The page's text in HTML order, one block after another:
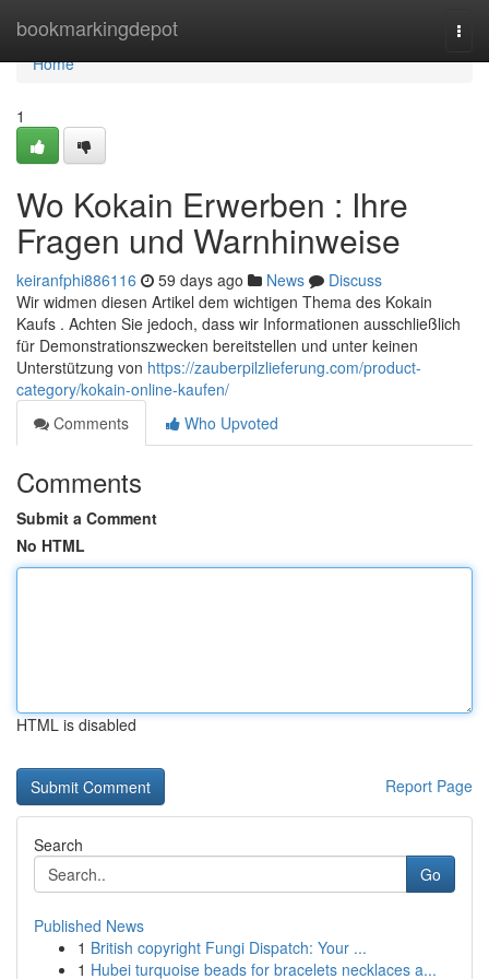
bookmarkingdepot
Home
Home
1
Wo Kokain Erwerben : Ihre
Fragen und Warnhinweise
keiranfphi886116 59 days ago News
Discuss
Wir widmen diesen Artikel dem wichtigen Thema des Kokain
Kaufs . Achten Sie jedoch, dass wir Informationen ausschließlich
für Demonstrationszwecken bereitstellen und unter keinen
Unterstützung von https://zauberpilzlieferung.com/product-
category/kokain-online-kaufen/
Comments
Who Upvoted
Comments
Submit a Comment
No HTML
HTML is disabled
Report Page
Search
Go
Published News
1 British copyright Fungi Dispatch: Your ...
1 Hubei turquoise beads for bracelets necklaces a...